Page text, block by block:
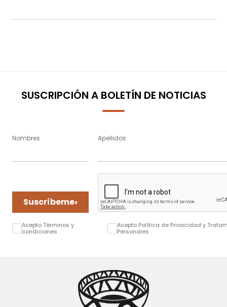
SUSCRIPCIÓN A BOLETÍN DE NOTICIAS
Nombres Apellidos
Suscríbeme›
Acepto Términos y
condiciones
Acepto Política de Privacidad y
Personales